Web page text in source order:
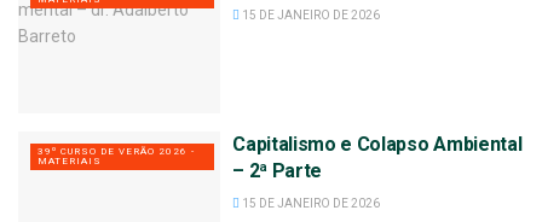
15 DE JANEIRO DE 2026
39º CURSO DE VERÃO 2026 -
MATERIAIS
Capitalismo e Colapso Ambiental
– 2ª Parte
15 DE JANEIRO DE 2026